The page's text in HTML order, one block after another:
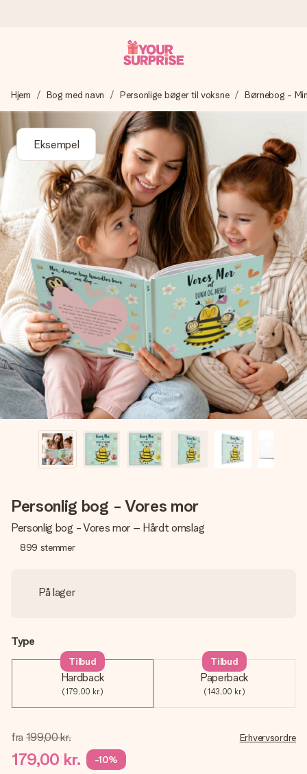
Vi laver din gave med omhu og sender den lynhurtigt – så
du kan give den på det helt rette tidspunkt, når den
4,7 (baseret på +15.000 anmeldelser)
Vores gaver inspirerer. Kunderne giver os 4,7 på Google
Reviews.
Gratis kort med hilsen
Lav noget særligt i blot få trin – med hendes navn, et
billede af dig eller en besked, der går lige i hendes hjerte.
Intet besvær men udelukkende en masse kærlighed i
øjeblikket.
Hjem Bog med navn Personlige bøger til voksne Børnebog -
Eksempel
Personlig bog - Vores mor
Personlig bog - Vores mor – Hårdt omslag
899 stemmer
På lager
Type
Hardback
(179,00 kr.)
Tilbud
Paperback
(143,00 kr.)
Tilbud
fra 199,00 kr.
179,00 kr. -10%
Erhvervsordre